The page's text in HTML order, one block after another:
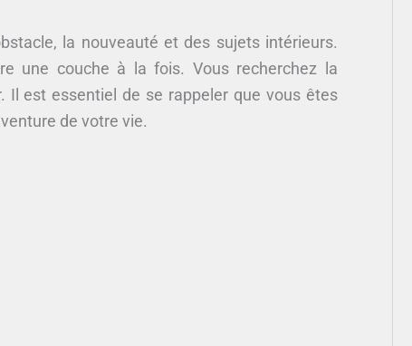
la nouveauté et des sujets intérieurs.
une couche à la fois. Vous recherchez la
Il est essentiel de se rappeler que vous êtes
de votre vie.